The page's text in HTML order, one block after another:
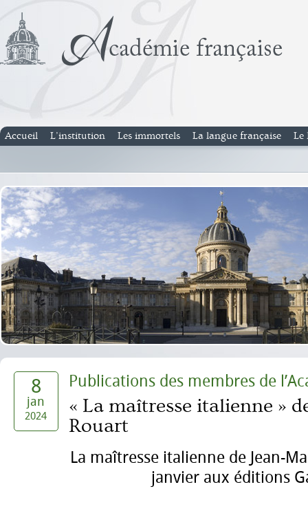
Accueil L’institution Les immortels La langue française Le
8
jan
2024
Publications des membres de
« La maîtresse italienne »
Rouart
La maîtresse italienne de Jean-
janvier aux éditions